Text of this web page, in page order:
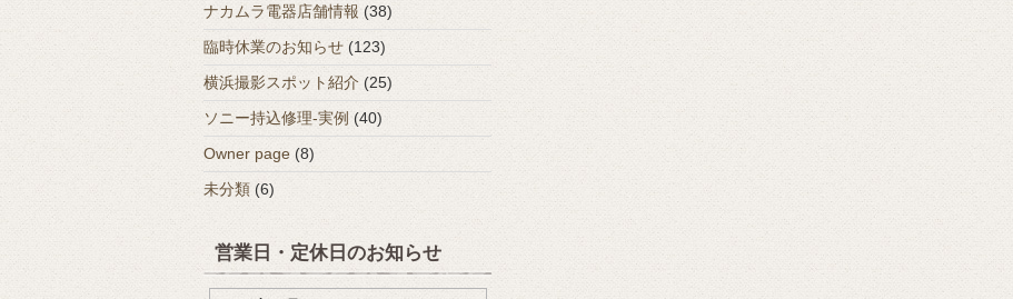
ナカムラ電器店舗情報 (38)
臨時休業のお知らせ (123)
横浜撮影スポット紹介 (25)
ソニー持込修理-実例 (40)
Owner page (8)
未分類 (6)
営業日・定休日のお知らせ